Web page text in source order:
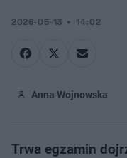
2026-05-13 14:02
Anna Wojnowska
Trwa egzamin